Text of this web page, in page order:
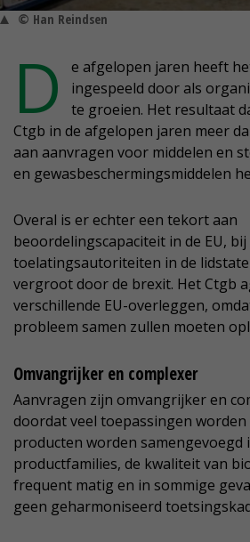
© Han Reindsen
D
e afgelopen jaren heeft
ingespeeld door als
te groeien. Het resultaat
Ctgb in de afgelopen jaren meer
aan aanvragen voor middelen en
en gewasbeschermingsmiddelen
Overal is er echter een tekort aan
beoordelingscapaciteit in de EU, bij
toelatingsautoriteiten in de
vergroot door de brexit. Het Ctgb
verschillende EU-overleggen,
probleem samen zullen moeten
Omvangrijker en complexer
Aanvragen zijn omvangrijker en
doordat veel toepassingen worden
producten worden samengevoegd
productfamilies, de kwaliteit van
frequent matig en in sommige
geen geharmoniseerd